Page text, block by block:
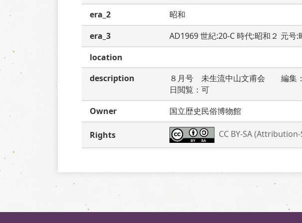
era_2
昭和
era_3
AD1969 世紀:20-C 時代:昭和２ 元号:
location
description
８月号　未生流中山文甫会　　編
日閲覧：可
Owner
国立歴史民俗博物館
Rights CC BY-SA